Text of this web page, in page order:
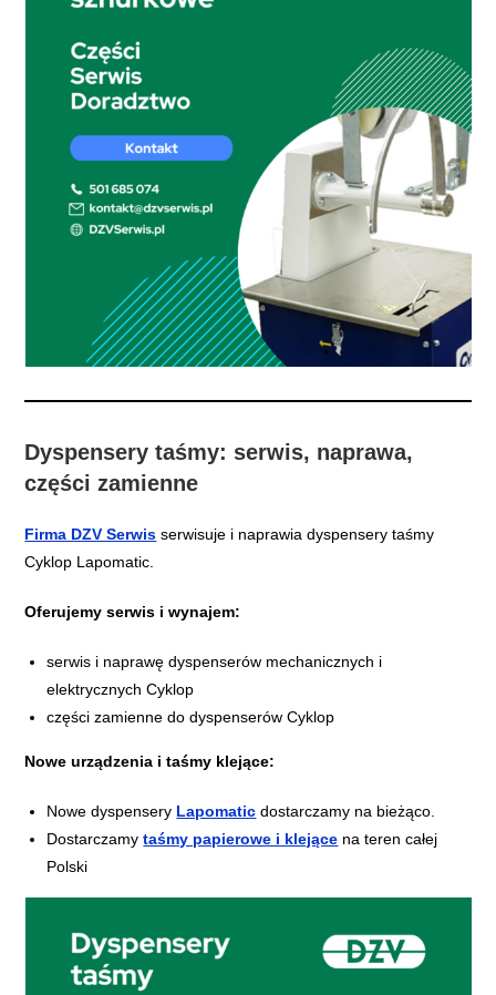
Dyspensery taśmy: serwis, naprawa,
części zamienne
Firma DZV Serwis serwisuje i naprawia dyspensery taśmy
Cyklop Lapomatic.
Oferujemy serwis i wynajem:
serwis i naprawę dyspenserów mechanicznych i
elektrycznych Cyklop
części zamienne do dyspenserów Cyklop
Nowe urządzenia i taśmy klejące:
Nowe dyspensery Lapomatic dostarczamy na bieżąco.
Dostarczamytaśmy papierowe i klejące na teren całej
Polski